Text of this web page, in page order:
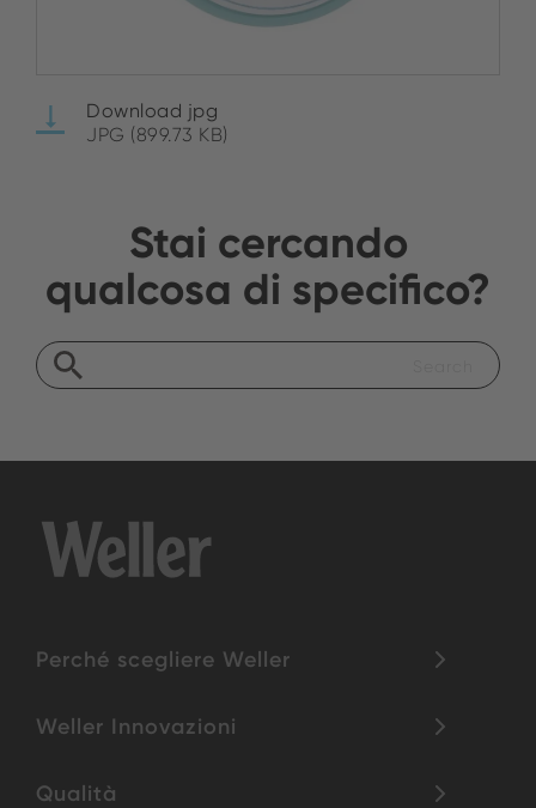
Download jpg
JPG (899.73 KB)
Stai cercando
qualcosa di specifico?
Perché scegliere Weller
Weller Innovazioni
Qualità